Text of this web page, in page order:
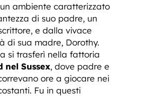
ambiente caratterizzato
di suo padre, un
e dalla vivace
di sua madre, Dorothy.
si trasferì nella fattoria
nel Sussex, dove padre e
ore a giocare nei
Fu in questi